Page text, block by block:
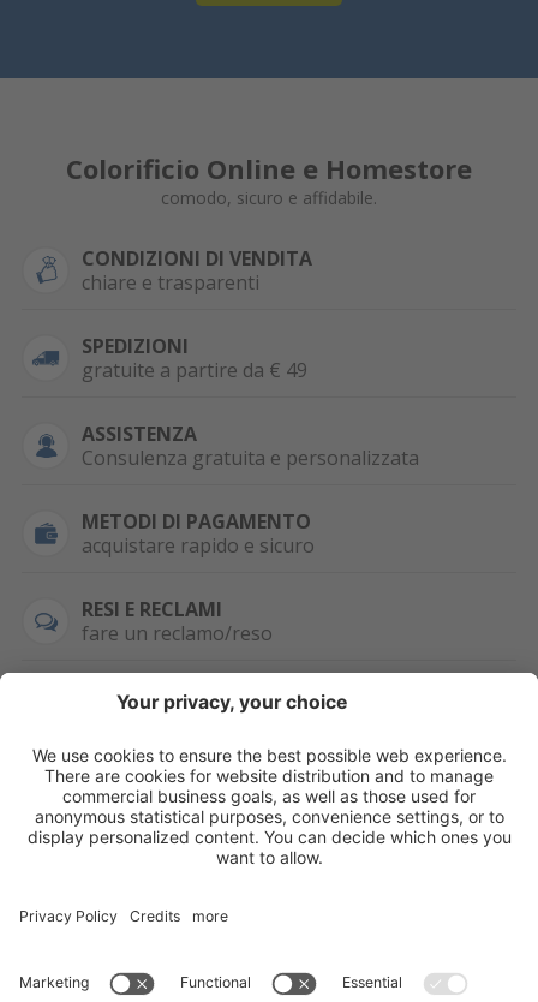
Colorificio Online e Homestore
comodo, sicuro e affidabile.
CONDIZIONI DI VENDITA
chiare e trasparenti
SPEDIZIONI
gratuite a partire da € 49
ASSISTENZA
Consulenza gratuita e personalizzata
METODI DI PAGAMENTO
acquistare rapido e sicuro
RESI E RECLAMI
fare un reclamo/reso
SEMPRE DISPONIBILE
0471 506798
WHATSAPP
+39 376 2951129
HAI LA PARTITA
IVA?
Per ordini, offerte,
prezzi speciali e
ulteriori articoli